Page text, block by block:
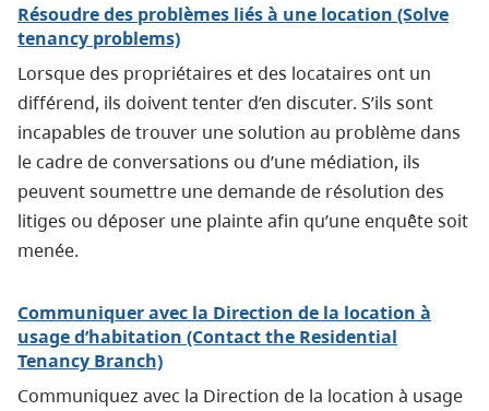
Résoudre des problèmes liés à une location (Solve
tenancy problems)
Lorsque des propriétaires et des locataires ont un
différend, ils doivent tenter d’en discuter. S’ils sont
incapables de trouver une solution au problème dans
le cadre de conversations ou d’une médiation, ils
peuvent soumettre une demande de résolution des
litiges ou déposer une plainte afin qu’une enquête soit
menée.
Communiquer avec la Direction de la location à
usage d’habitation (Contact the Residential
Tenancy Branch)
Communiquez avec la Direction de la location à usage